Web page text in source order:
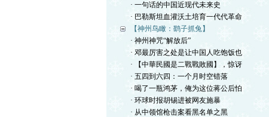
· 一句话的中国近现代未来史
· 巴勒斯坦血灌沃土培育一代代革命
【神州鸟瞰：鹞子抓兔】
· 神州神咒“解放后”
· 邓最厉害之处是让中国人吃饱饭也
· 【中華民國是二戰戰敗國】，惊讶
· 五四到六四：一个月时空错落
· 喝了一瓶鸿茅，俺为这位蒋公后怕
· 环球时报胡锡进被网友施暴
· 从中领馆枪击案看黑名单之黑